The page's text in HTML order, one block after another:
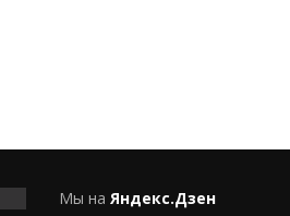
Мы на Яндекс.Дзен